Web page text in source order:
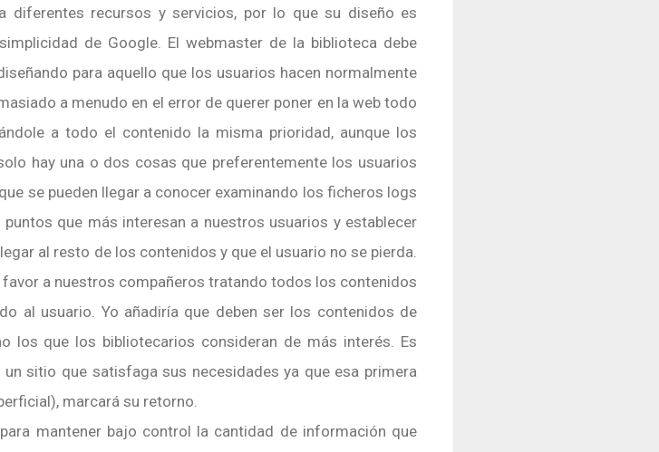
diferentes recursos y servicios, por lo que su diseño es
de Google. El webmaster de la biblioteca debe
para aquello que los usuarios hacen normalmente
a menudo en el error de querer poner en la web todo
a todo el contenido la misma prioridad, aunque los
hay una o dos cosas que preferentemente los usuarios
se pueden llegar a conocer examinando los ficheros logs
que más interesan a nuestros usuarios y establecer
al resto de los contenidos y que el usuario no se pierda.
a nuestros compañeros tratando todos los contenidos
al usuario. Yo añadiría que deben ser los contenidos de
los que los bibliotecarios consideran de más interés. Es
sitio que satisfaga sus necesidades ya que esa primera
marcará su retorno.
mantener bajo control la cantidad de información que